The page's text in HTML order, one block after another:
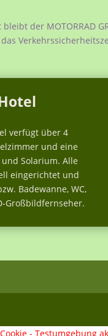
der MOTORRAD
verfügt über 4
und eine
Solarium. Alle
eingerichtet und
Badewanne, WC,
Großbildfernseher.
- Testumgebung